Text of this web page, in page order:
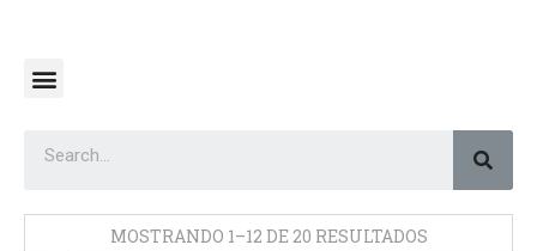
MOSTRANDO 1–12 DE 20 RESULTADOS